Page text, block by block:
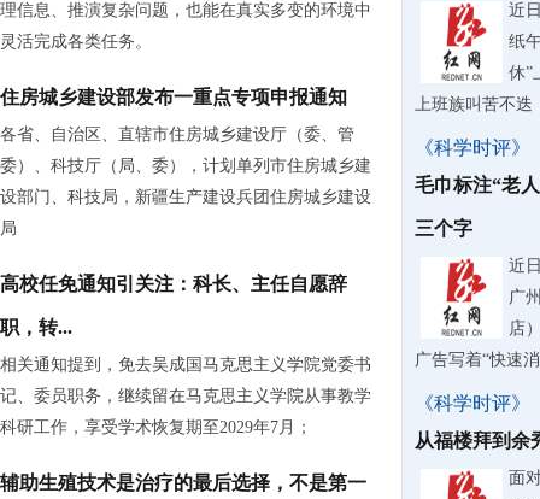
理信息、推演复杂问题，也能在真实多变的环境中
灵活完成各类任务。
住房城乡建设部发布一重点专项申报通知
各省、自治区、直辖市住房城乡建设厅（委、管
委）、科技厅（局、委），计划单列市住房城乡建
设部门、科技局，新疆生产建设兵团住房城乡建设
局
高校任免通知引关注：科长、主任自愿辞
职，转...
相关通知提到，免去吴成国马克思主义学院党委书
记、委员职务，继续留在马克思主义学院从事教学
科研工作，享受学术恢复期至2029年7月；
辅助生殖技术是治疗的最后选择，不是第一
近
纸
休”
上班族叫苦不迭
《科学时评》
毛巾标注“老
三个字
近
广
店
广告写着“快速
《科学时评》
从福楼拜到余
面